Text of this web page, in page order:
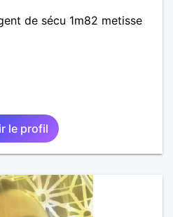
de sécu 1m82 metisse
le profil